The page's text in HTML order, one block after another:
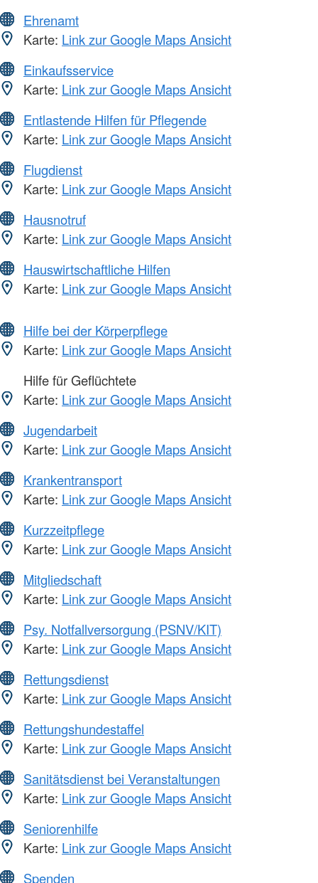
Ehrenamt
Karte: Link zur Google Maps Ansicht
Einkaufsservice
Karte: Link zur Google Maps Ansicht
Entlastende Hilfen für Pflegende
Karte: Link zur Google Maps Ansicht
Flugdienst
Karte: Link zur Google Maps Ansicht
Hausnotruf
Karte: Link zur Google Maps Ansicht
Hauswirtschaftliche Hilfen
Karte: Link zur Google Maps Ansicht
Hilfe bei der Körperpflege
Karte: Link zur Google Maps Ansicht
Hilfe für Geflüchtete
Karte: Link zur Google Maps Ansicht
Jugendarbeit
Karte: Link zur Google Maps Ansicht
Krankentransport
Karte: Link zur Google Maps Ansicht
Kurzzeitpflege
Karte: Link zur Google Maps Ansicht
Mitgliedschaft
Karte: Link zur Google Maps Ansicht
Psy. Notfallversorgung (PSNV/KIT)
Karte: Link zur Google Maps Ansicht
Rettungsdienst
Karte: Link zur Google Maps Ansicht
Rettungshundestaffel
Karte: Link zur Google Maps Ansicht
Sanitätsdienst bei Veranstaltungen
Karte: Link zur Google Maps Ansicht
Seniorenhilfe
Karte: Link zur Google Maps Ansicht
Spenden